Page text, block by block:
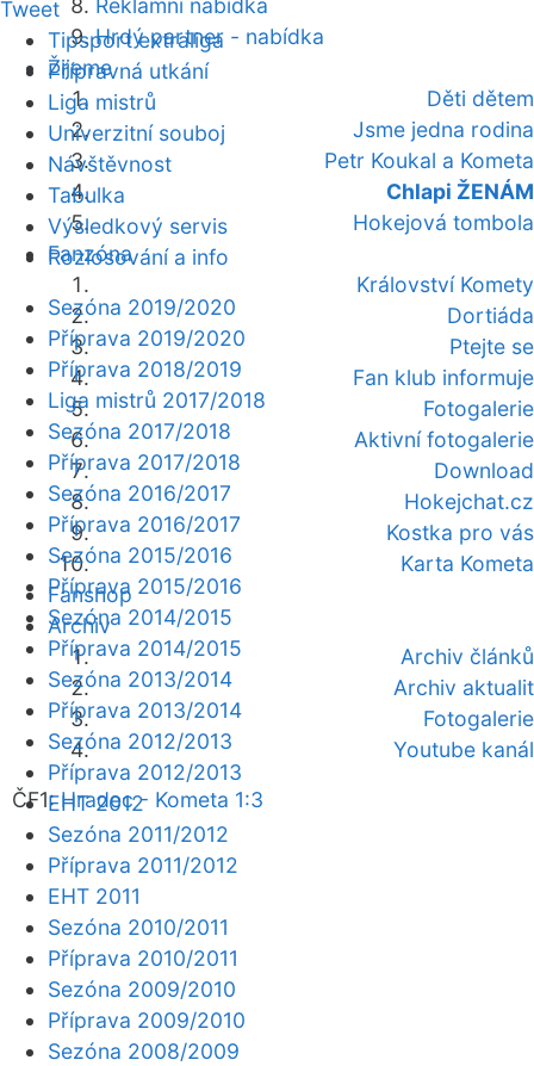
Reklamní nabídka
Hrdý partner - nabídka
Žijeme
Děti dětem
Jsme jedna rodina
Petr Koukal a Kometa
Chlapi ŽENÁM
Hokejová tombola
Fanzóna
Království Komety
Dortiáda
Ptejte se
Fan klub informuje
Fotogalerie
Aktivní fotogalerie
Download
Hokejchat.cz
Kostka pro vás
Karta Kometa
Fanshop
Archiv
Archiv článků
Archiv aktualit
Fotogalerie
Youtube kanál
ČF1:Hradec - Kometa 1:3
Tweet
Tipsport extraliga
Přípravná utkání
Liga mistrů
Univerzitní souboj
Návštěvnost
Tabulka
Výsledkový servis
Rozlosování a info
Sezóna 2019/2020
Příprava 2019/2020
Příprava 2018/2019
Liga mistrů 2017/2018
Sezóna 2017/2018
Příprava 2017/2018
Sezóna 2016/2017
Příprava 2016/2017
Sezóna 2015/2016
Příprava 2015/2016
Sezóna 2014/2015
Příprava 2014/2015
Sezóna 2013/2014
Příprava 2013/2014
Sezóna 2012/2013
Příprava 2012/2013
EHT 2012
Sezóna 2011/2012
Příprava 2011/2012
EHT 2011
Sezóna 2010/2011
Příprava 2010/2011
Sezóna 2009/2010
Příprava 2009/2010
Sezóna 2008/2009